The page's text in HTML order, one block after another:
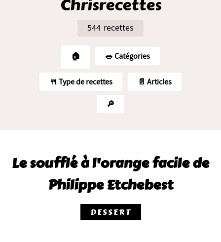
Chrisrecettes
544 recettes
🏠 🥗️ Catégories
🍴 Type de recettes 📄 Articles
🔎
Le soufflé à l'orange facile de
Philippe Etchebest
DESSERT